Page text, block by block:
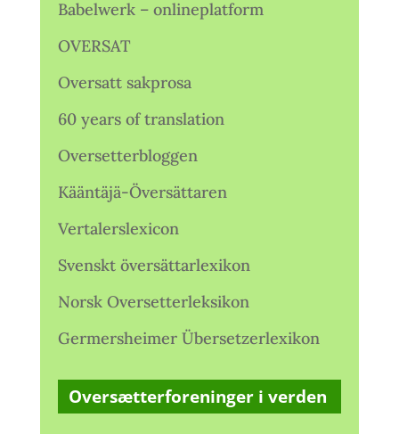
Babelwerk – onlineplatform
OVERSAT
Oversatt sakprosa
60 years of translation
Oversetterbloggen
Kääntäjä-Översättaren
Vertalerslexicon
Svenskt översättarlexikon
Norsk Oversetterleksikon
Germersheimer Übersetzerlexikon
Oversætterforeninger i verden